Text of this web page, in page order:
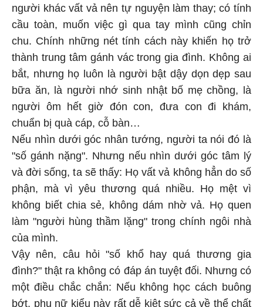
người khác vất vả nên tự nguyện làm thay; có tính
cầu toàn, muốn việc gì qua tay mình cũng chỉn
chu. Chính những nét tính cách này khiến họ trở
thành trung tâm gánh vác trong gia đình. Không ai
bắt, nhưng họ luôn là người bật dậy dọn dẹp sau
bữa ăn, là người nhớ sinh nhật bố mẹ chồng, là
người ôm hết giờ đón con, đưa con đi khám,
chuẩn bị quà cáp, cỗ bàn…
Nếu nhìn dưới góc nhân tướng, người ta nói đó là
"số gánh nặng". Nhưng nếu nhìn dưới góc tâm lý
và đời sống, ta sẽ thấy: Họ vất vả không hẳn do số
phận, mà vì yêu thương quá nhiều. Họ mệt vì
không biết chia sẻ, không dám nhờ vả. Họ quen
làm "người hùng thầm lặng" trong chính ngôi nhà
của mình.
Vậy nên, câu hỏi "số khổ hay quá thương gia
đình?" thật ra không có đáp án tuyệt đối. Nhưng có
một điều chắc chắn: Nếu không học cách buông
bớt, phụ nữ kiểu này rất dễ kiệt sức cả về thể chất